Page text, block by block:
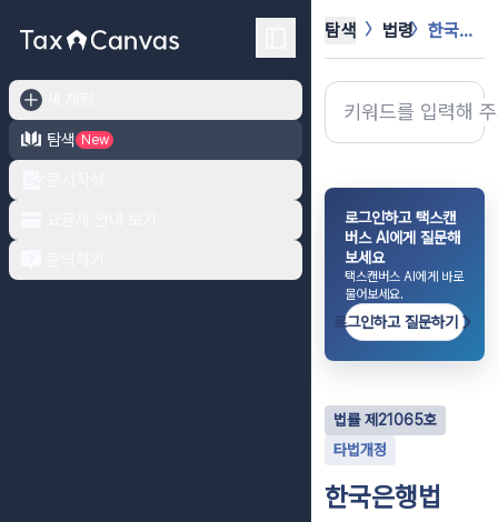
탐색
New
탐색 법령 한국은행법
로그인하고 택스캔
버스 AI에게 질문해
보세요
택스캔버스 AI에게 바로
물어보세요.
로그인하고 질문하기
법률제 21065호
타법개정
한국은행법